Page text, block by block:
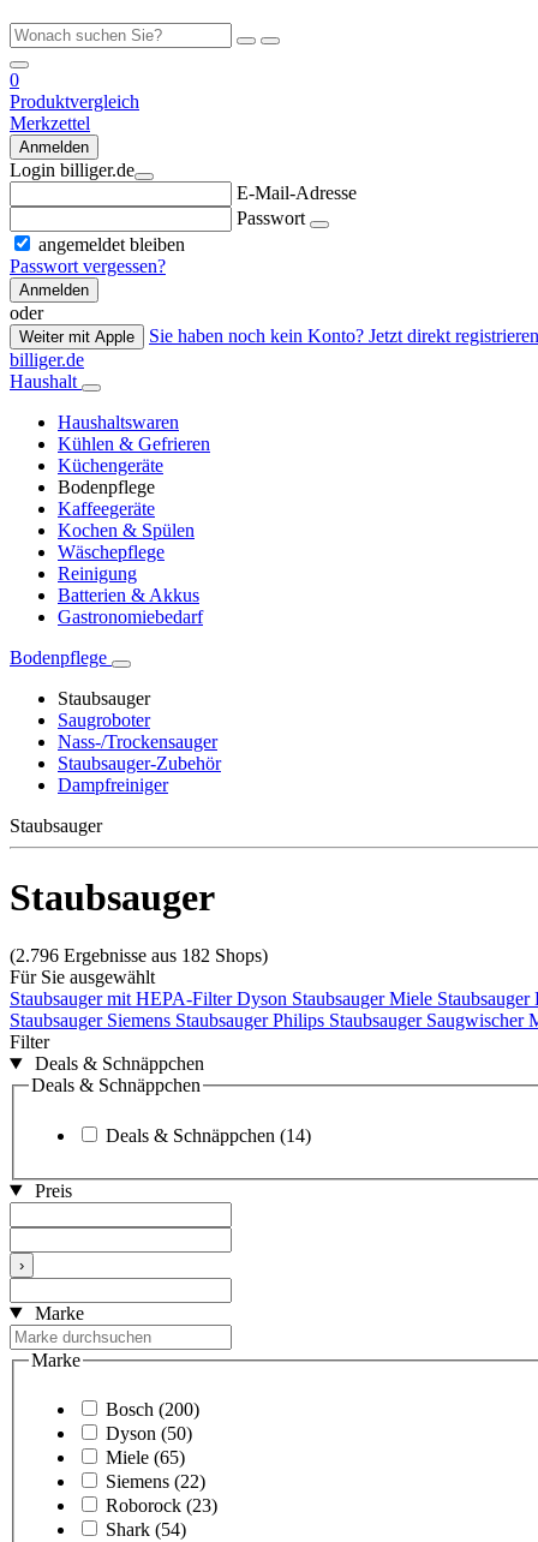
0
Produktvergleich
Merkzettel
Anmelden
Login billiger.de
E-Mail-Adresse
Passwort
angemeldet bleiben
Passwort vergessen?
Anmelden
oder
Weiter mit Apple
Sie haben noch kein Konto? Jetzt direkt
billiger.de
Haushalt
Haushaltswaren
Kühlen & Gefrieren
Küchengeräte
Bodenpflege
Kaffeegeräte
Kochen & Spülen
Wäschepflege
Reinigung
Batterien & Akkus
Gastronomiebedarf
Bodenpflege
Staubsauger
Saugroboter
Nass-/Trockensauger
Staubsauger-Zubehör
Dampfreiniger
Staubsauger
Staubsauger
(2.796 Ergebnisse aus 182 Shops)
Für Sie ausgewählt
Staubsauger mit HEPA-FilterDyson StaubsaugerMiele Staubsauger
Staubsauger Siemens StaubsaugerPhilips Staubsauger Saugwischer
Filter
Deals & Schnäppchen
Deals & Schnäppchen
Deals & Schnäppchen (14)
Preis
›
Marke
Marke
Bosch (200)
Dyson (50)
Miele (65)
Siemens (22)
Roborock (23)
Shark (54)